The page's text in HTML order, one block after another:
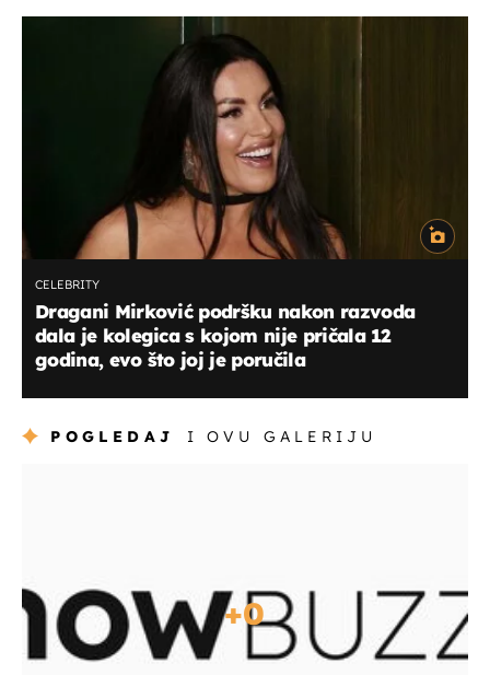
CELEBRITY
Dragani Mirković podršku nakon razvoda
dala je kolegica s kojom nije pričala 12
godina, evo što joj je poručila
POGLEDAJ I OVU GALERIJU
+0